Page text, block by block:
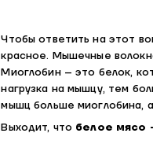
Чтобы ответить на этот
красное. Мышечные
Миоглобин – это белок,
нагрузка на мышцу, тем
мышц больше миоглобина,
Выходит, что белое мясо